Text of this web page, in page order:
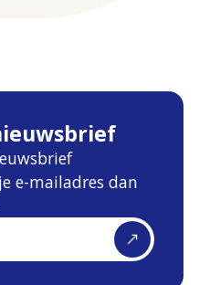
e-mailadres dan
Inschrijven